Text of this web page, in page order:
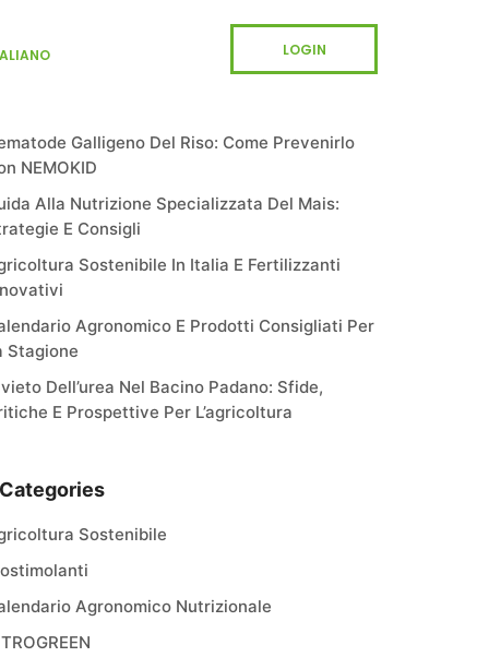
LOGIN
Galligeno Del Riso: Come Prevenirlo
NEMOKID
Alla Nutrizione Specializzata Del Mais:
E Consigli
Sostenibile In Italia E Fertilizzanti
Agronomico E Prodotti Consigliati Per
Stagione
Dell’urea Nel Bacino Padano: Sfide,
E Prospettive Per L’agricoltura
Categories
Sostenibile
Agronomico Nutrizionale